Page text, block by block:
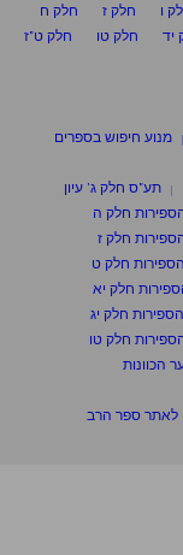
ו חלק ז
חלק ח
יד חלק טו
חלק ט"ז
מנוע חיפוש בספרים
תע"ס חלק ג' עיון
חלק ה
חלק ז
חלק ט
חלק יא
חלק יג
חלק טו
הכוונות
לאתר ספר הרב